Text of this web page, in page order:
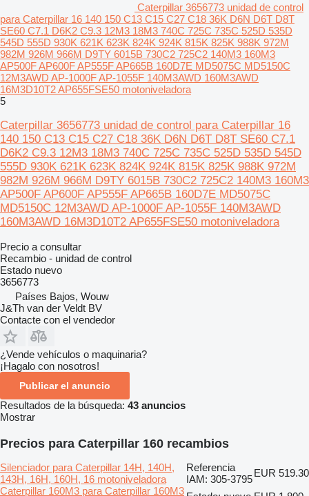
Caterpillar 3656773 unidad de control
para Caterpillar 16 140 150 C13 C15 C27 C18 36K D6N D6T D8T
SE60 C7.1 D6K2 C9.3 12M3 18M3 740C 725C 735C 525D 535D
545D 555D 930K 621K 623K 824K 924K 815K 825K 988K 972M
982M 926M 966M D9TY 6015B 730C2 725C2 140M3 160M3
AP500F AP600F AP555F AP665B 160D7E MD5075C MD5150C
12M3AWD AP-1000F AP-1055F 140M3AWD 160M3AWD
16M3D10T2 AP655FSE50 motoniveladora
5
Caterpillar 3656773 unidad de control para Caterpillar 16
140 150 C13 C15 C27 C18 36K D6N D6T D8T SE60 C7.1
D6K2 C9.3 12M3 18M3 740C 725C 735C 525D 535D 545D
555D 930K 621K 623K 824K 924K 815K 825K 988K 972M
982M 926M 966M D9TY 6015B 730C2 725C2 140M3 160M3
AP500F AP600F AP555F AP665B 160D7E MD5075C
MD5150C 12M3AWD AP-1000F AP-1055F 140M3AWD
160M3AWD 16M3D10T2 AP655FSE50 motoniveladora
Precio a consultar
Recambio - unidad de control
Estado nuevo
3656773
Países Bajos, Wouw
J&Th van der Veldt BV
Contacte con el vendedor
¿Vende vehículos o maquinaria?
¡Hagalo con nosotros!
Publicar el anuncio
Resultados de la búsqueda: 43 anuncios
Mostrar
Precios para Caterpillar 160 recambios
Silenciador para Caterpillar 14H, 140H,
143H, 16H, 160H, 16 motoniveladora
Referencia
IAM: 305-3795
EUR 519.30
Caterpillar 160M3 para Caterpillar 160M3